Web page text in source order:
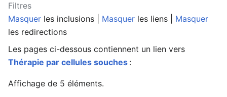
Filtres
Masquer les inclusions | Masquer les liens | Masquer
les redirections
Les pages ci-dessous contiennent un lien vers
Thérapie par cellules souches :
Affichage de 5 éléments.